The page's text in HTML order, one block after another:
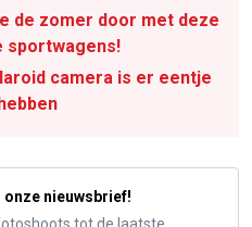
de zomer door met deze
sportwagens!
camera is er eentje
nieuwsbrief!